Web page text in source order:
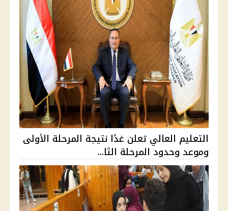
التعليم العالي تعلن غدًا نتيجة المرحلة الأولى
وموعد وحدود المرحلة الثا...